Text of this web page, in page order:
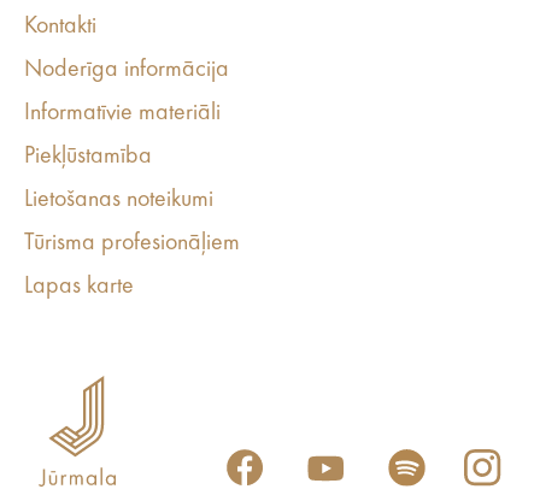
Kontakti
Noderīga informācija
Informatīvie materiāli
Piekļūstamība
Lietošanas noteikumi
Tūrisma profesionāļiem
Lapas karte